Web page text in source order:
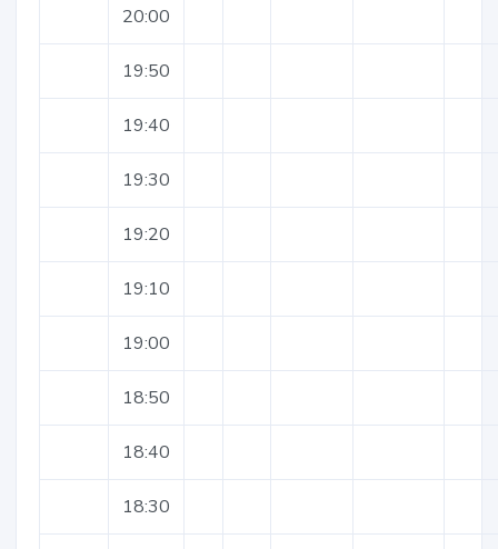
20:00
19:50
19:40
19:30
19:20
19:10
19:00
18:50
18:40
18:30